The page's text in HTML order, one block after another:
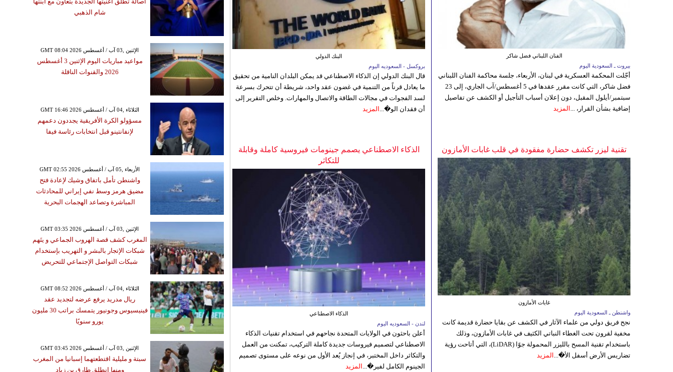
البنك الدولي
بروكسل - السعوديه اليوم
قال البنك الدولي إن الذكاء الاصطناعي قد يمكن البلدان النامية من تحقيق
ما يعادل قرناً من التنمية في غضون عقد واحد، شريطة أن تتحرك بسرعة
لسد الفجوات في مجالات الطاقة والاتصال والمهارات. وخلص التقرير إلى
أن فقدان الو�... المزيد
الفنان اللبناني فضل شاكر
بيروت ـ السعودية اليوم
أجّلت المحكمة العسكرية في لبنان، الأربعاء، جلسة محاكمة الفنان اللبناني
فضل شاكر، التي كانت مقرر عقدها في 5 أغسطس/آب الجاري، إلى 23
سبتمبر/أيلول المقبل، دون إعلان أسباب التأجيل أو الكشف عن تفاصيل
إضافية بشأن القرار، ... المزيد
الذكاء الاصطناعي يصمم جينومات فيروسية كاملة وقابلة
للتكاثر
الذكاء الاصطناعي
لندن - السعوديه اليوم
أعلن باحثون في الولايات المتحدة نجاحهم في استخدام تقنيات الذكاء
الاصطناعي لتصميم فيروسات جديدة كاملة التركيب، تمكنت من العمل
والتكاثر داخل المختبر، في إنجاز يُعد الأول من نوعه على مستوى تصميم
الجينوم الكامل لفير�... المزيد
تقنية ليزر تكشف حضارة مفقودة في قلب غابات الأمازون
غابات الأمازون
واشنطن ـ السعودية اليوم
نجح فريق دولي من علماء الآثار في الكشف عن بقايا حضارة قديمة كانت
مخفية لقرون تحت الغطاء النباتي الكثيف في غابات الأمازون، وذلك
باستخدام تقنية المسح بالليزر المحمولة جوًا (LiDAR)، التي أتاحت رؤية
تضاريس الأرض أسفل الأ�... المزيد
شام الذهبي
GMT 08:04 2026 الإثنين ,03 آب / أغسطس
مواعيد مباريات اليوم الإثنين 3 أغسطس
2026 والقنوات الناقلة
GMT 16:46 2026 الثلاثاء ,04 آب / أغسطس
مسؤولو الكرة الأفريقية يجددون دعمهم
لإنفانتينو قبل انتخابات رئاسة فيفا
GMT 02:55 2026 الأربعاء ,05 آب / أغسطس
واشنطن تأمل باتفاق وشيك لإعادة فتح
مضيق هرمز وسط نفي إيراني للمحادثات
المباشرة وتصاعد الهجمات البحرية
GMT 03:35 2026 الإثنين ,03 آب / أغسطس
المغرب كشف قصة الهروب الجماعي و يتَهم
شبكات الإتجار بالبشر و التهريب بإستخدام
شبكات التواصل الإجتماعي للتحريض
GMT 08:52 2026 الثلاثاء ,04 آب / أغسطس
ريال مدريد يرفع عرضه لتجديد عقد
فينيسيوس وجونيور يتمسك براتب 30 مليون
يورو سنويًا
GMT 03:45 2026 الإثنين ,03 آب / أغسطس
سبتة و مليلية اقتطعتهما إسبانيا من المغرب
ومنها انطلق طارق بن زياد